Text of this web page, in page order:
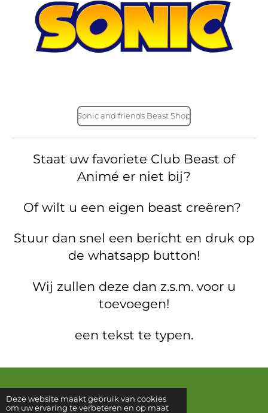
Deze website maakt gebruik van cookies
om uw ervaring te verbeteren en op maat
Sonic and friends Beast Shop
Staat uw favoriete Club Beast of
Animé er niet bij?
Of wilt u een eigen beast creëren?
Stuur dan snel een bericht en druk op
de whatsapp button!
Wij zullen deze dan z.s.m. voor u
toevoegen!
een tekst te typen.
© 2023 Createyourbeast